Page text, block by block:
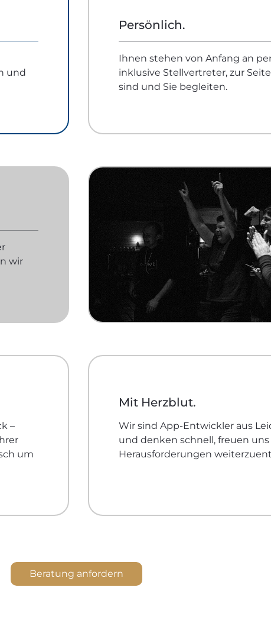
und
Persönlich.
Ihnen stehen von Anfang an
inklusive Stellvertreter, zur
sind und Sie begleiten.
wir
–
um
Mit Herzblut.
Wir sind App-Entwickler aus
und denken schnell, freuen
Herausforderungen
Beratung anfordern